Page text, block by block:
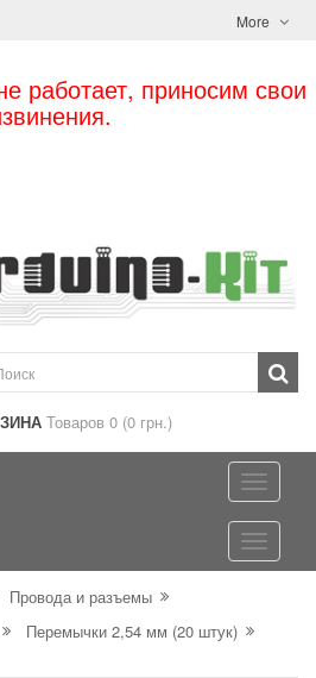
More
работает, приносим свои
Товаров 0 (0 грн.)
Провода и разъемы
Перемычки 2,54 мм (20 штук)